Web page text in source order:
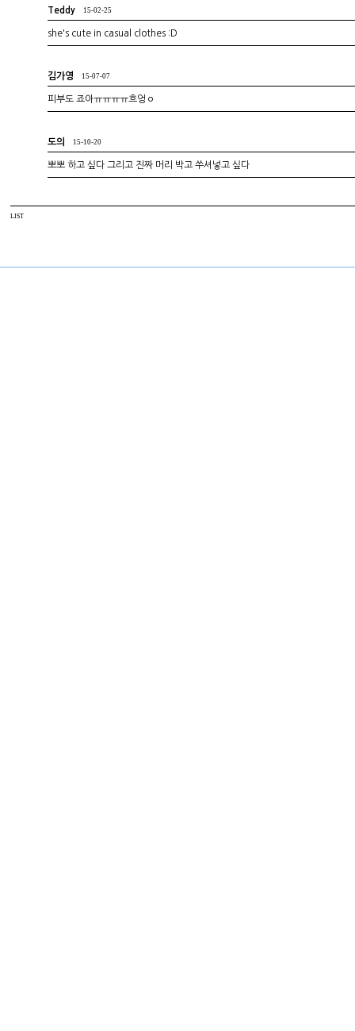
Teddy 15-02-25
she's cute in casual clothes :D
김가영 15-07-07
피부도 죠아ㅠㅠㅠㅠ흐엉ㅇ
도의 15-10-20
뽀뽀 하고 싶다 그리고 진짜 머리 박고 쑤셔넣고 싶다
LIST